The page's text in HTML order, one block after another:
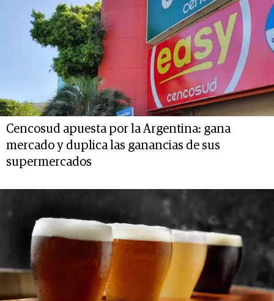
Cencosud apuesta por la Argentina: gana
mercado y duplica las ganancias de sus
supermercados